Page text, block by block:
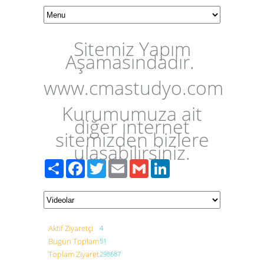
Sitemiz Yapım
Aşamasındadır.
www.cmastudyo.com
Kurumumuza ait
diğer internet
sitemizden bizlere
ulaşabilirsiniz.
PaylaşFacebook
TwitterEmailGmailLinkedIn
Aktif Ziyaretçi 4
Bugün Toplam51
Toplam Ziyaret298687